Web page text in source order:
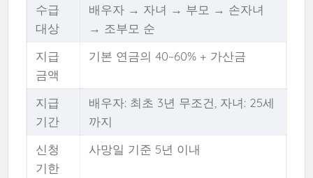
수급
대상
배우자 → 자녀 → 부모 → 손자녀
→ 조부모 순
지급
금액
기본 연금의 40~60% + 가산금
지급
기간
배우자: 최초 3년 무조건, 자녀: 25세
까지
신청
기한
사망일 기준 5년 이내